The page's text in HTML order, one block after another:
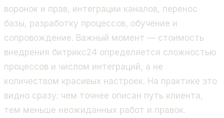
воронок и прав, интеграции каналов, перенос
базы, разработку процессов, обучение и
сопровождение. Важный момент — стоимость
внедрения битрикс24 определяется сложностью
процессов и числом интеграций, а не
количеством красивых настроек. На практике это
видно сразу: чем точнее описан путь клиента,
тем меньше неожиданных работ и правок.